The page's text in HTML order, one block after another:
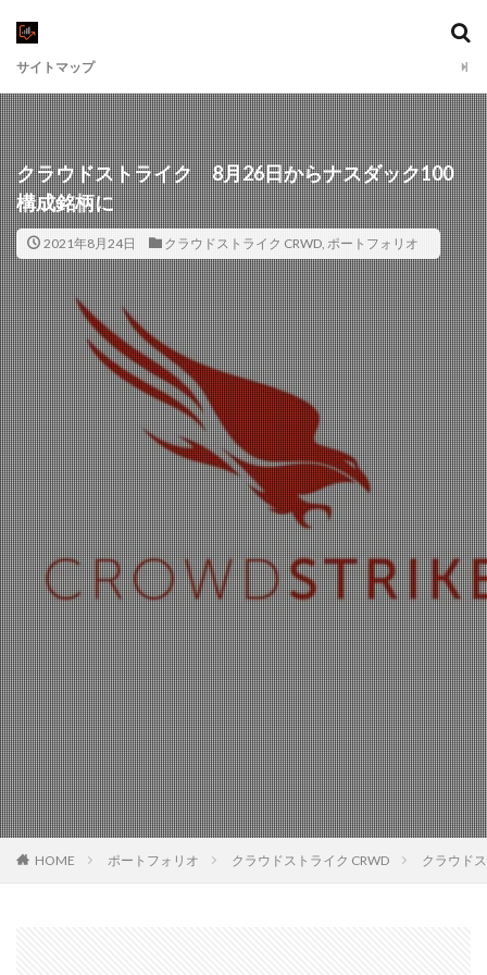
サイトマップ
クラウドストライク 8月26日からナスダック100
構成銘柄に
2021年8月24日 クラウドストライク CRWD, ポートフォリオ
HOME ポートフォリオ クラウドストライク CRWD クラウド